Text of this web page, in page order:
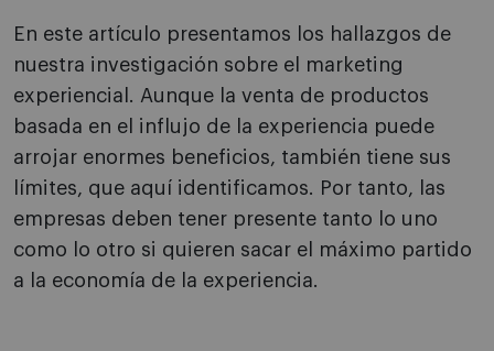
En este artículo presentamos los hallazgos de
nuestra investigación sobre el marketing
experiencial. Aunque la venta de productos
basada en el influjo de la experiencia puede
arrojar enormes beneficios, también tiene sus
límites, que aquí identificamos. Por tanto, las
empresas deben tener presente tanto lo uno
como lo otro si quieren sacar el máximo partido
a la economía de la experiencia.